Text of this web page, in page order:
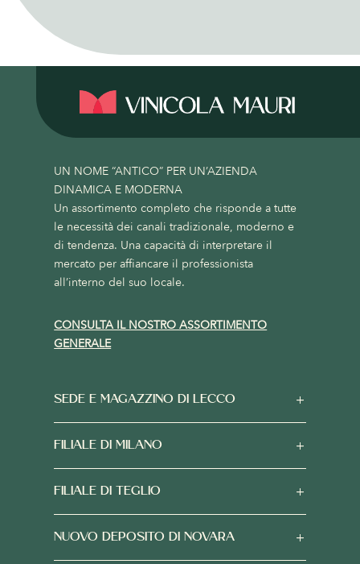
UN NOME “ANTICO” PER UN’AZIENDA
DINAMICA E MODERNA
Un assortimento completo che risponde a tutte
le necessità dei canali tradizionale, moderno e
di tendenza. Una capacità di interpretare il
mercato per affiancare il professionista
all’interno del suo locale.
CONSULTA IL NOSTRO ASSORTIMENTO
GENERALE
SEDE E MAGAZZINO DI LECCO
FILIALE DI MILANO
FILIALE DI TEGLIO
NUOVO DEPOSITO DI NOVARA